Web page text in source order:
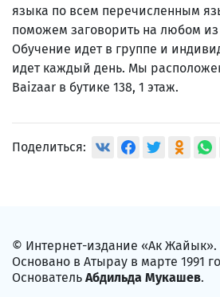
языка по всем перечисленным
поможем заговорить на любом из
Обучение идет в группе и
идет каждый день. Мы
Baizaar в бутике 138, 1 этаж.
Поделиться:
© Интернет-издание «Ак Жайык».
Основано в Атырау в марте 1991
Основатель Абдильда Мукашев.